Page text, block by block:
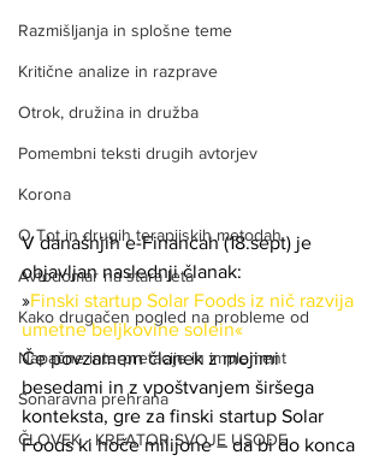
Razmišljanja in splošne teme
Kritične analize in razprave
Otrok, družina in družba
Pomembni teksti drugih avtorjev
Korona
O Tot in drugih terapjiskih metodah
Avtodomar na stara leta
Kako drugačen pogled na probleme od
Napačne interpretacije in implement
Sonaravna prehrana
ČLOVEK - KREATOR SVOJE USODE
V današnjih e-Financah (18.sept) je
objavljan naslednji članak:
»Finski startup Solar Foods iz nič razvija
umetne beljkovine solein«
Če povzamem članek z mojimi
besedami in z vpoštvanjem širšega
konteksta, gre za finski startup Solar
Foods ki hoče milijone – da bi do konca